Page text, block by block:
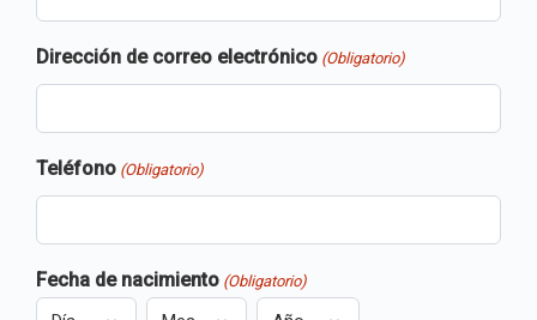
Dirección de correo electrónico (Obligatorio)
Teléfono (Obligatorio)
Fecha de nacimiento (Obligatorio)